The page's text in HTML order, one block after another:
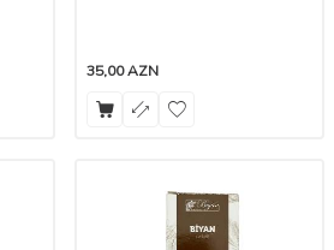
35,00AZN